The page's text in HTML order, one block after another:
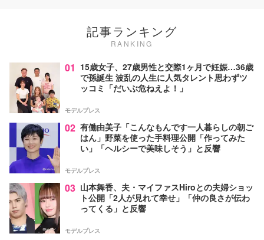
記事ランキング
RANKING
01 15歳女子、27歳男性と交際1ヶ月で妊娠…36歳
で孫誕生 波乱の人生に人気タレント思わずツ
ッコミ「だいぶ危ねえよ！」
モデルプレス
02 有働由美子「こんなもんです一人暮らしの朝ご
はん」野菜を使った手料理公開「作ってみた
い」「ヘルシーで美味しそう」と反響
モデルプレス
03 山本舞香、夫・マイファスHiroとの夫婦ショッ
ト公開「2人が見れて幸せ」「仲の良さが伝わ
ってくる」と反響
モデルプレス